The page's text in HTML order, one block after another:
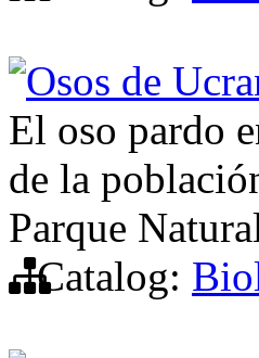
Osos de
El oso pardo
de la
Parque
Catalog: